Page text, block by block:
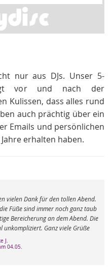
nur aus DJs. Unser 5-
vor und nach der
Kulissen, dass alles rund
auch prächtig über ein
Emails und persönlichen
erhalten haben.
vielen Dank für den tollen Abend.
Füße sind immer noch ganz taub
Bereicherung an dem Abend. Die
Ganz viele Grüße
J.
04.05.